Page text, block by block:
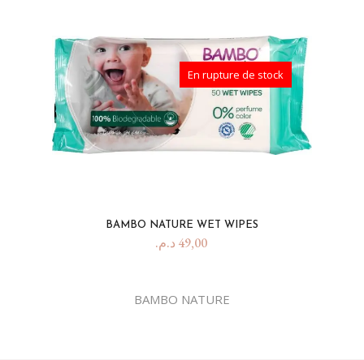
En rupture de stock
BAMBO NATURE WET WIPES
49,00 د.م.
BAMBO NATURE